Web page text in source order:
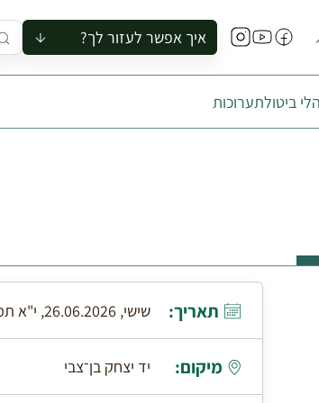
איך אפשר לעזור לך?
להזמין סיור לקבוצה
להירשם לסיור
להירשם לקורס
ביטולתערוכות
תאריך: שישי, 26.06.2026, י"א תמוז תשפ"ו
מיקום: יד יצחק בן־צבי